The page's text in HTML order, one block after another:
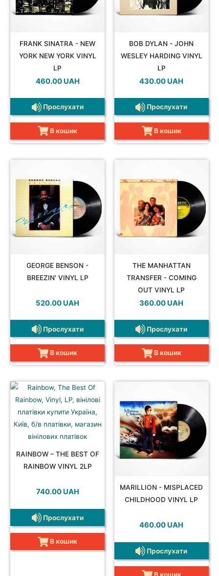
FRANK SINATRA - NEW
YORK NEW YORK VINYL
LP
460.00 UAH
Прослухати
В кошик
BOB DYLAN - JOHN
WESLEY HARDING VINYL
LP
430.00 UAH
Прослухати
В кошик
GEORGE BENSON -
BREEZIN' VINYL LP
520.00 UAH
Прослухати
В кошик
THE MANHATTAN
TRANSFER - COMING
OUT VINYL LP
360.00 UAH
Прослухати
В кошик
RAINBOW – THE BEST OF
RAINBOW VINYL 2LP
740.00 UAH
Прослухати
В кошик
MARILLION - MISPLACED
CHILDHOOD VINYL LP
460.00 UAH
Прослухати